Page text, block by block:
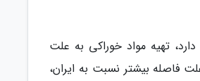
تهیه مواد خوراکی به علت
فاصله بیشتر نسبت به ایران،